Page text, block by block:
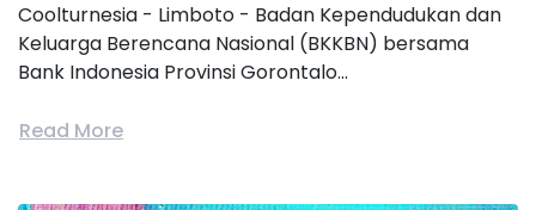
Coolturnesia - Limboto - Badan Kependudukan dan
Keluarga Berencana Nasional (BKKBN) bersama
Bank Indonesia Provinsi Gorontalo...
Read More